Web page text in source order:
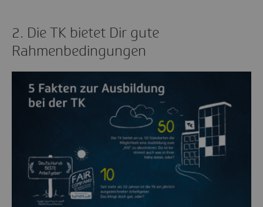
2. Die TK bietet Dir gute
Rahmenbedingungen